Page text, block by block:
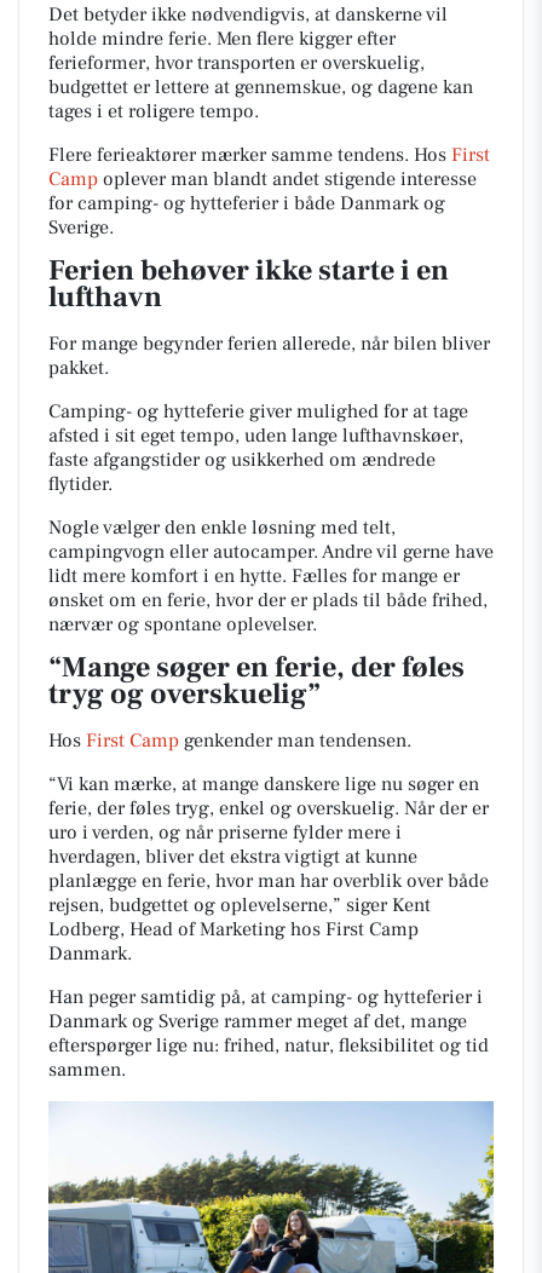
Det betyder ikke nødvendigvis, at danskerne vil
holde mindre ferie. Men flere kigger efter
ferieformer, hvor transporten er overskuelig,
budgettet er lettere at gennemskue, og dagene kan
tages i et roligere tempo.
Flere ferieaktører mærker samme tendens. Hos First
Camp oplever man blandt andet stigende interesse
for camping- og hytteferier i både Danmark og
Sverige.
Ferien behøver ikke starte i en
lufthavn
For mange begynder ferien allerede, når bilen bliver
pakket.
Camping- og hytteferie giver mulighed for at tage
afsted i sit eget tempo, uden lange lufthavnskøer,
faste afgangstider og usikkerhed om ændrede
flytider.
Nogle vælger den enkle løsning med telt,
campingvogn eller autocamper. Andre vil gerne have
lidt mere komfort i en hytte. Fælles for mange er
ønsket om en ferie, hvor der er plads til både frihed,
nærvær og spontane oplevelser.
“Mange søger en ferie, der føles
tryg og overskuelig”
Hos First Camp genkender man tendensen.
“Vi kan mærke, at mange danskere lige nu søger en
ferie, der føles tryg, enkel og overskuelig. Når der er
uro i verden, og når priserne fylder mere i
hverdagen, bliver det ekstra vigtigt at kunne
planlægge en ferie, hvor man har overblik over både
rejsen, budgettet og oplevelserne,” siger Kent
Lodberg, Head of Marketing hos First Camp
Danmark.
Han peger samtidig på, at camping- og hytteferier i
Danmark og Sverige rammer meget af det, mange
efterspørger lige nu: frihed, natur, fleksibilitet og tid
sammen.